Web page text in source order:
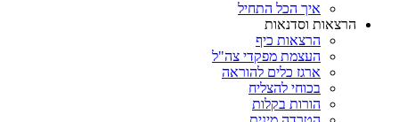
איך הכל התחיל
הרצאות וסדנאות
הרצאות כיף
העצמת מפקדי צה"ל
ארגז כלים להוראה
בכוחי להצליח
הורות בקלות